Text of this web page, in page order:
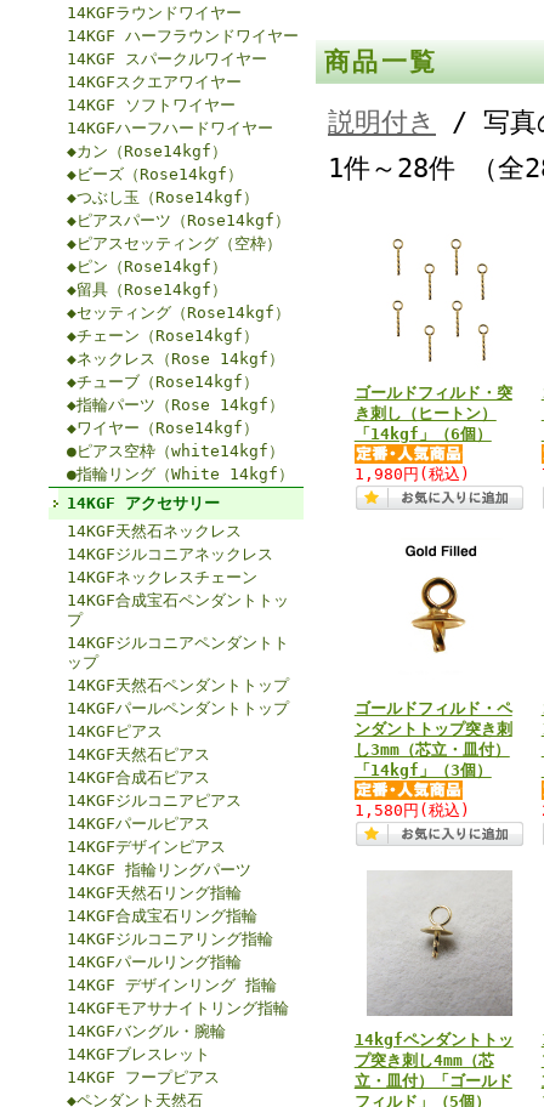
14KGFラウンドワイヤー
14KGF ハーフラウンドワイヤー
14KGF スパークルワイヤー
14KGFスクエアワイヤー
14KGF ソフトワイヤー
14KGFハーフハードワイヤー
◆カン（Rose14kgf）
◆ビーズ（Rose14kgf）
◆つぶし玉（Rose14kgf）
◆ピアスパーツ（Rose14kgf）
◆ピアスセッティング（空枠）
◆ピン（Rose14kgf）
◆留具（Rose14kgf）
◆セッティング（Rose14kgf）
◆チェーン（Rose14kgf）
◆ネックレス（Rose 14kgf）
◆チューブ（Rose14kgf）
◆指輪パーツ（Rose 14kgf）
◆ワイヤー（Rose14kgf）
●ピアス空枠（white14kgf）
●指輪リング（White 14kgf）
14KGF アクセサリー
14KGF天然石ネックレス
14KGFジルコニアネックレス
14KGFネックレスチェーン
14KGF合成宝石ペンダントトッ
プ
14KGFジルコニアペンダントト
ップ
14KGF天然石ペンダントトップ
14KGFパールペンダントトップ
14KGFピアス
14KGF天然石ピアス
14KGF合成石ピアス
14KGFジルコニアピアス
14KGFパールピアス
14KGFデザインピアス
14KGF 指輪リングパーツ
14KGF天然石リング指輪
14KGF合成宝石リング指輪
14KGFジルコニアリング指輪
14KGFパールリング指輪
14KGF デザインリング 指輪
14KGFモアサナイトリング指輪
14KGFバングル・腕輪
14KGFブレスレット
14KGF フープピアス
◆ペンダント天然石
商品一覧
説明付き
/ 写真
1件～28件 （全
ゴールドフィルド・突
き刺し（ヒートン）
「14kgf」（6個）
1,980円 (税込)
ゴールドフィルド・ペ
ンダントトップ突き刺
し3mm（芯立・皿付）
「14kgf」（3個）
1,580円 (税込)
14kgfペンダントトッ
プ突き刺し4mm（芯
立・皿付）「ゴールド
フィルド」（5個）